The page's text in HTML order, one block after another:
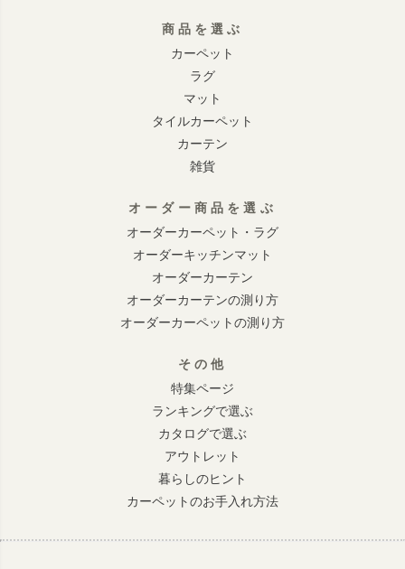
商品を選ぶ
カーペット
ラグ
マット
タイルカーペット
カーテン
雑貨
オーダー商品を選ぶ
オーダーカーペット・ラグ
オーダーキッチンマット
オーダーカーテン
オーダーカーテンの測り方
オーダーカーペットの測り方
その他
特集ページ
ランキングで選ぶ
カタログで選ぶ
アウトレット
暮らしのヒント
カーペットのお手入れ方法